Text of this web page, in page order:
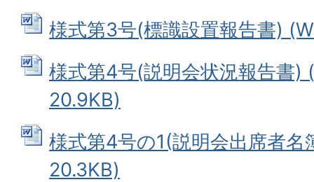
様式第3号(標識設置報告書)
様式第4号(説明会状況報告書)
20.9KB)
様式第4号の1(説明会出席者
20.3KB)